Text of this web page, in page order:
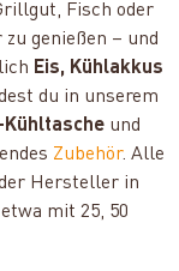
Fisch oder
genießen – und
Eis, Kühlakkus
du in unserem
Kühltasche und
Zubehör. Alle
Hersteller in
mit 25, 50